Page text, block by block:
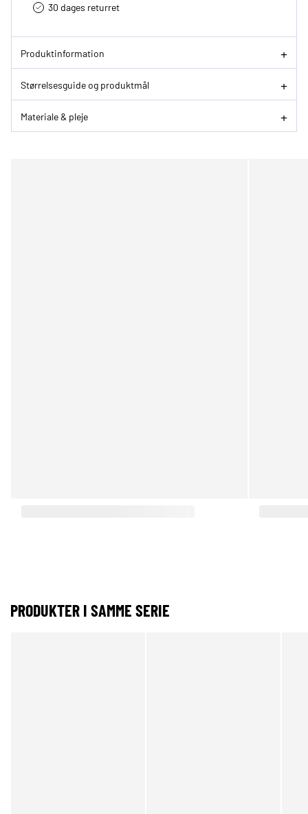
30 dages returret
Produktinformation
Størrelsesguide og produktmål
Materiale & pleje
PRODUKTER I SAMME SERIE